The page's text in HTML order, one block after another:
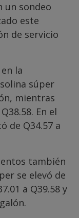
un sondeo
este
de servicio
la
súper
mientras
En el
de Q34.57 a
también
se elevó de
a Q39.58 y